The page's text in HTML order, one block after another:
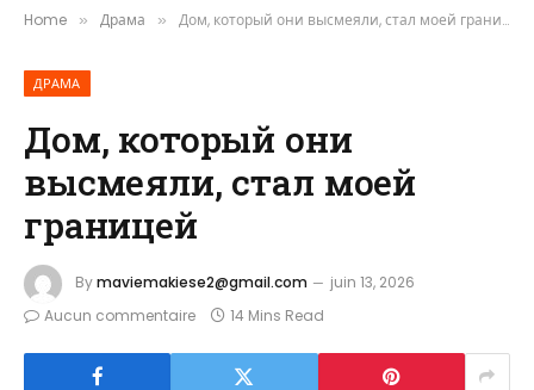
Home » Драма » Дом, который они высмеяли, стал моей границей
ДРАМА
Дом, который они
высмеяли, стал моей
границей
Bymaviemakiese2@gmail.com
juin 13, 2026
Aucun commentaire
14 Mins Read